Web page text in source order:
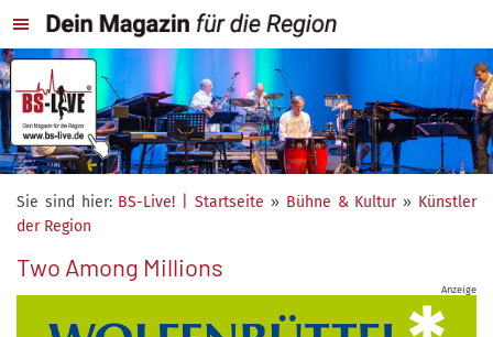
Sie sind hier: BS-Live! | Startseite » Bühne & Kultur» Künstler
der Region
Two Among Millions
Anzeige